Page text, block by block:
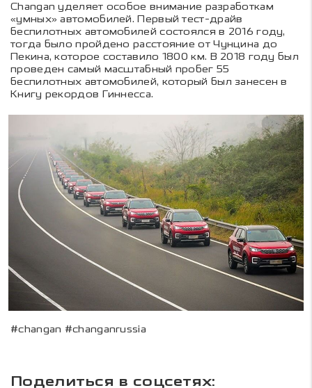
Changan уделяет особое внимание разработкам
«умных» автомобилей. Первый тест-драйв
беспилотных автомобилей состоялся в 2016 году,
тогда было пройдено расстояние от Чунцина до
Пекина, которое составило 1800 км. В 2018 году был
проведен самый масштабный пробег 55
беспилотных автомобилей, который был занесен в
Книгу рекордов Гиннесса.
#changan #changanrussia
Поделиться в соцсетях: